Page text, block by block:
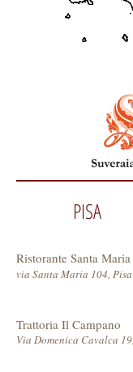
PISA
Ristorante Santa Maria
via Santa Maria 104, Pisa
Trattoria Il Campano
Via Domenica Cavalca